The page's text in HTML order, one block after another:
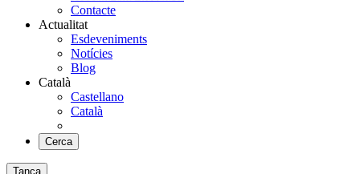
Contacte
Actualitat
Esdeveniments
Notícies
Blog
Català
Castellano
Català
Cerca
Tanca